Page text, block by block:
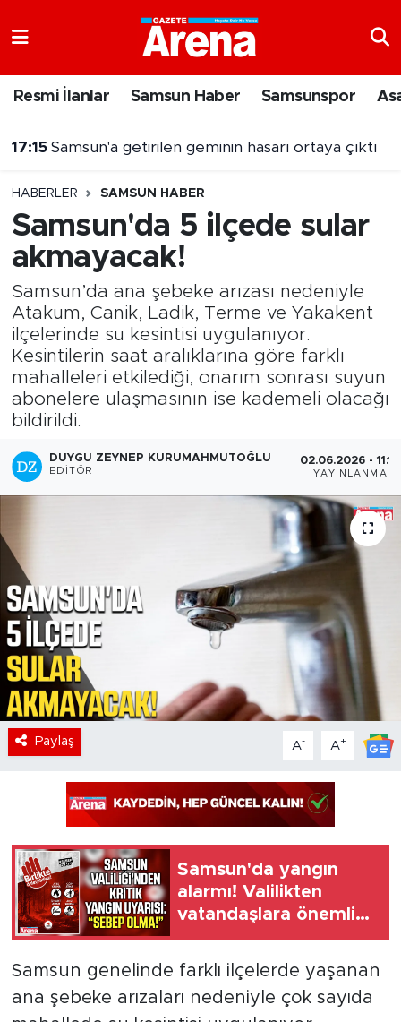
Resmi İlanlar Samsun Haber Samsunspor
17:15 Samsun'a getirilen geminin hasarı ortaya çıktı
HABERLER SAMSUN HABER
Samsun'da 5 ilçede sular
akmayacak!
Samsun’da ana şebeke arızası nedeniyle
Atakum, Canik, Ladik, Terme ve Yakakent
ilçelerinde su kesintisi uygulanıyor.
Kesintilerin saat aralıklarına göre farklı
mahalleleri etkilediği, onarım sonrası suyun
abonelere ulaşmasının ise kademeli olacağı
bildirildi.
DUYGU ZEYNEP KURUMAHMUTOĞLU
EDITÖR
02.06.2026 - 11:12
YAYINLANMA
Paylaş A- A+
Samsun'da yangın
alarmı! Valilikten
vatandaşlara önemli
çağrı
Samsun genelinde farklı ilçelerde yaşanan
ana şebeke arızaları nedeniyle çok sayıda
Samsun Namaz Vakitleri
Süper Lig Puan Durumu ve Fikstür
Tüm Manşetler
Son Dakika Haberleri
Haber Arşivi